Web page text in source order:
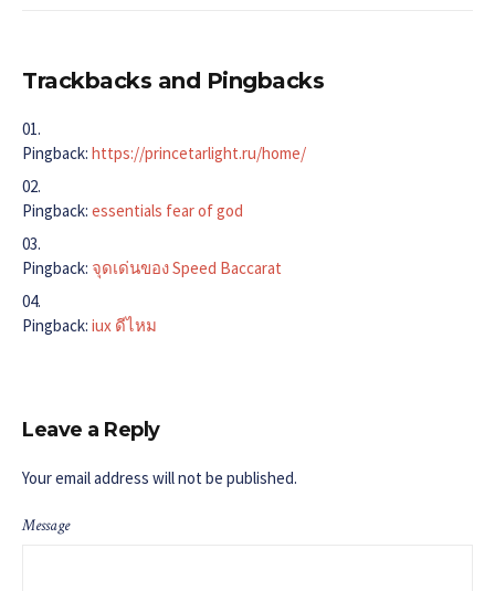
Trackbacks and Pingbacks
Pingback: https://princetarlight.ru/home/
Pingback: essentials fear of god
Pingback: จุดเด่นของ Speed Baccarat
Pingback: iux ดีไหม
Leave a Reply
Your email address will not be published.
Message